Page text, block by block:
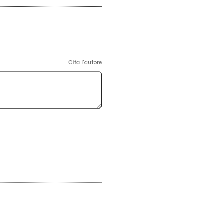
Cita l'autore